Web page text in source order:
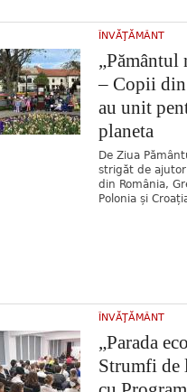
ÎNVĂŢĂMÂNT
„Pământul
– Copii din
au unit
planeta
De Ziua
strigăt de
din România,
Polonia și
ÎNVĂŢĂMÂNT
„Parada
Strumfi de